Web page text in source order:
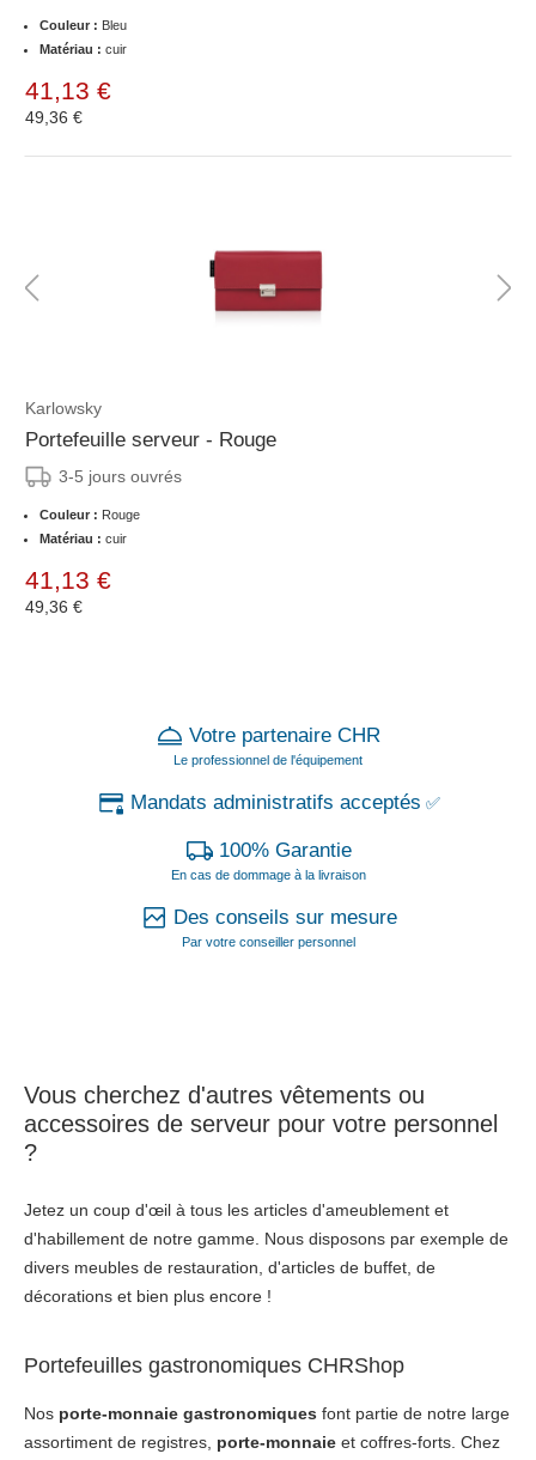
Couleur : Bleu
Matériau : cuir
41,13 €
49,36 €
Karlowsky
Portefeuille serveur - Rouge
3-5 jours ouvrés
Couleur : Rouge
Matériau : cuir
41,13 €
49,36 €
Votre partenaire CHR
Le professionnel de l'équipement
Mandats administratifs acceptés ✅
100% Garantie
En cas de dommage à la livraison
Des conseils sur mesure
Par votre conseiller personnel
Vous cherchez d'autres vêtements ou
accessoires de serveur pour votre personnel
?
Jetez un coup d'œil à tous les articles d'ameublement et
d'habillement de notre gamme. Nous disposons par exemple de
divers meubles de restauration, d'articles de buffet, de
décorations et bien plus encore !
Portefeuilles gastronomiques CHRShop
Nos porte-monnaie gastronomiques font partie de notre large
assortiment de registres, porte-monnaie et coffres-forts. Chez